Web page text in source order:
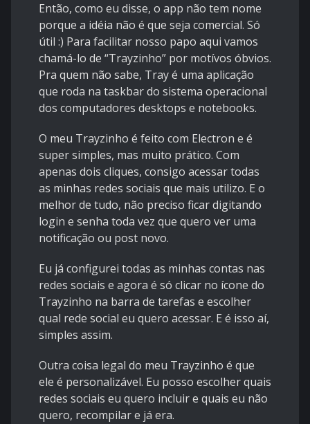
Então, como eu disse, o app não tem nome
porque a idéia não é que seja comercial. Só
útil :) Para facilitar nosso papo aqui vamos
chamá-lo de “Trayzinho” por motívos óbvios.
Pra quem não sabe, Tray é uma aplicação
que roda na taskbar do sistema operacional
dos computadores desktops e notebooks.
O meu Trayzinho é feito com Electron e é
super simples, mas muito prático. Com
apenas dois cliques, consigo acessar todas
as minhas redes sociais que mais utilizo. E o
melhor de tudo, não preciso ficar digitando
login e senha toda vez que quero ver uma
notificação ou post novo.
Eu já configurei todas as minhas contas nas
redes sociais e agora é só clicar no ícone do
Trayzinho na barra de tarefas e escolher
qual rede social eu quero acessar. E é isso aí,
simples assim.
Outra coisa legal do meu Trayzinho é que
ele é personalizável. Eu posso escolher quais
redes sociais eu quero incluir e quais eu não
quero, recompilar e já era.